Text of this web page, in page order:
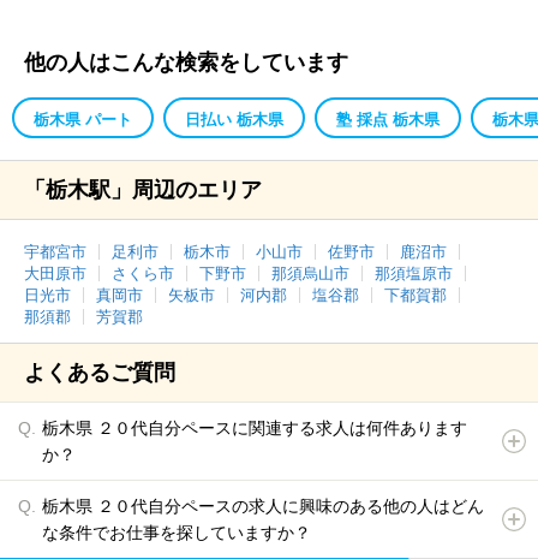
他の人はこんな検索をしています
栃木県 パート 日払い 栃木県 塾 採点 栃木県 栃木
「栃木駅」周辺のエリア
宇都宮市 足利市 栃木市 小山市 佐野市
鹿沼市
大田原市
さくら市 下野市 那須烏山市
那須塩原市
日光市
真岡市 矢板市 河内郡 塩谷郡
下都賀郡
那須郡
芳賀郡
よくあるご質問
栃木県 ２０代自分ペースに関連する求人は何件あります
か？
栃木県 ２０代自分ペースの求人に興味のある他の人はどん
な条件でお仕事を探していますか？